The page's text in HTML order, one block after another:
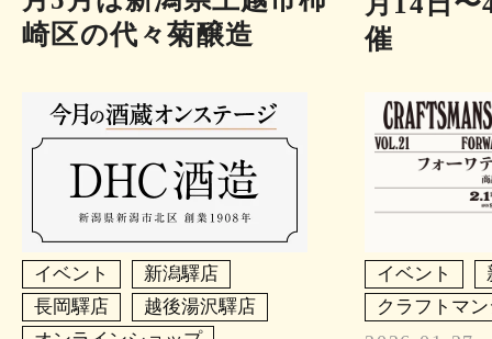
崎区の代々菊醸造
催
イベント
新潟驛店
長岡驛店
越後湯沢驛店
イベント
クラフトマ